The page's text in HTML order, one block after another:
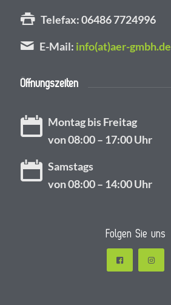
Telefax: 06486 7724996
E-Mail: info(at)aer-gmbh.de
Öffnungszeiten
Montag bis Freitag
von 08:00 – 17:00 Uhr
Samstags
von 08:00 – 14:00 Uhr
Folgen Sie uns